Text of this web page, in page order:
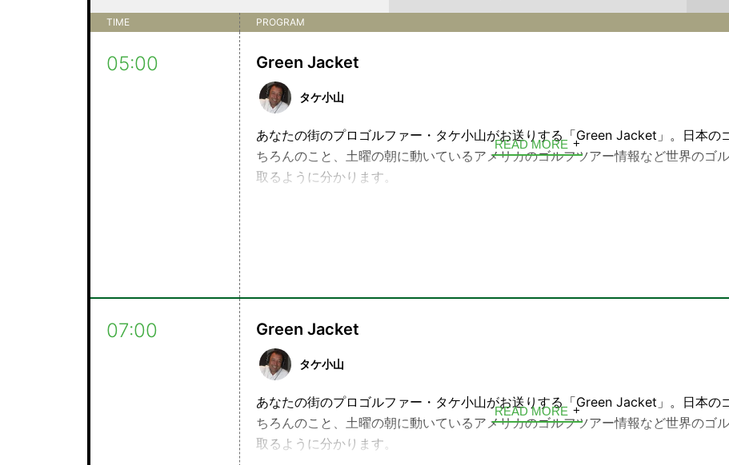
TIME PROGRAM
05:00 Green Jacket
タケ小山
あなたの街のプロゴルファー・タケ小山がお送りする「Green Jacket」。日本の
ちろんのこと、土曜の朝に動いているアメリカのゴルフツアー情報など世界のゴ
取るように分かります。
READ MORE
07:00 Green Jacket
タケ小山
あなたの街のプロゴルファー・タケ小山がお送りする「Green Jacket」。日本の
ちろんのこと、土曜の朝に動いているアメリカのゴルフツアー情報など世界のゴ
取るように分かります。
READ MORE